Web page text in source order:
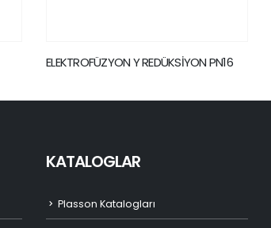
ELEKTROFÜZYON MANŞON PN16
Plasson Katalogları